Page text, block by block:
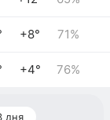
+8° 71%
+4° 76%
дня